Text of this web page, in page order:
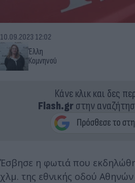
Έλλη
Κομνηνού
10.09.2023 12:02
Κάνε κλικ και δες
Flash.grστην
Έσβησε η φωτιά που
χλμ. της εθνικής οδού